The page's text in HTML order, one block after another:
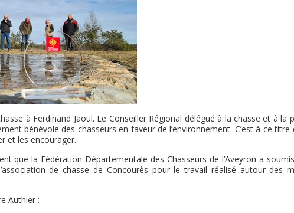
à Ferdinand Jaoul. Le Conseiller Régional délégué à la chasse et à la
bénévole des chasseurs en faveur de l’environnement. C’est à ce titre
et les encourager.
que la Fédération Départementale des Chasseurs de l’Aveyron a
de chasse de Concourès pour le travail réalisé autour des
Authier :